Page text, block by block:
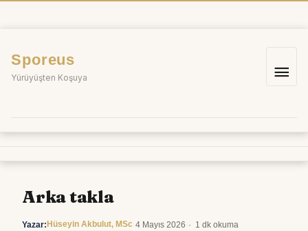
Sporeus
Yürüyüşten Koşuya
Ana
Arka takla
Yazar: Hüseyin Akbulut, MSc 4 Mayıs 2026 1 dk okuma